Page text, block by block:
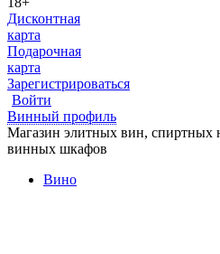
Дисконтная
карта
Подарочная
карта
Зарегистрироваться
Войти
Винный профиль
Магазин элитных вин, спиртных
винных шкафов
Вино